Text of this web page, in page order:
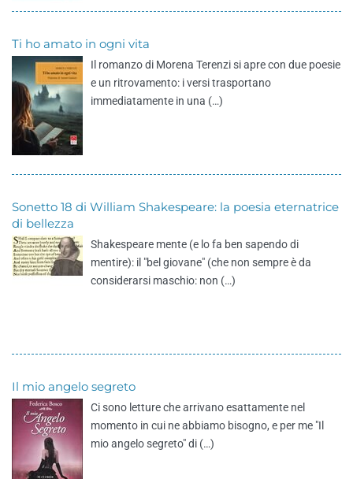
Ti ho amato in ogni vita
Il romanzo di Morena Terenzi si apre con due poesie
e un ritrovamento: i versi trasportano
immediatamente in una (…)
Sonetto 18 di William Shakespeare: la poesia eternatrice
di bellezza
Shakespeare mente (e lo fa ben sapendo di
mentire): il "bel giovane" (che non sempre è da
considerarsi maschio: non (…)
Il mio angelo segreto
Ci sono letture che arrivano esattamente nel
momento in cui ne abbiamo bisogno, e per me "Il
mio angelo segreto" di (…)